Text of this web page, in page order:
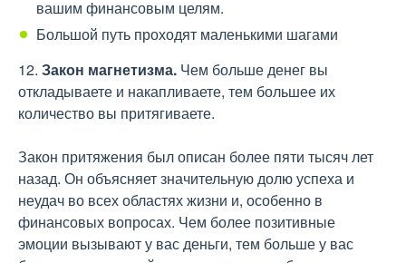
вашим финансовым целям.
Большой путь проходят маленькими шагами
12. Закон магнетизма. Чем больше денег вы
откладываете и накапливаете, тем большее их
количество вы притягиваете.
Закон притяжения был описан более пяти тысяч лет
назад. Он объясняет значительную долю успеха и
неудач во всех областях жизни и, особенно в
финансовых вопросах. Чем более позитивные
эмоции вызывают у вас деньги, тем больше у вас